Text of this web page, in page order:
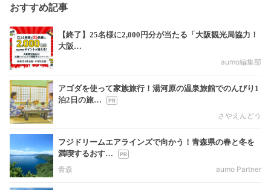
おすすめ記事
【終了】25名様に2,000円分が当たる「大阪観光局協力！
大阪…
aumo編集部
アゴダを使って家族旅行！湯河原の温泉旅館でのんびり1
泊2日の旅…
さやえんどう
フジドリームエアラインズで向かう！青森県の春と冬を
満喫するおす…
青森
aumo Partner